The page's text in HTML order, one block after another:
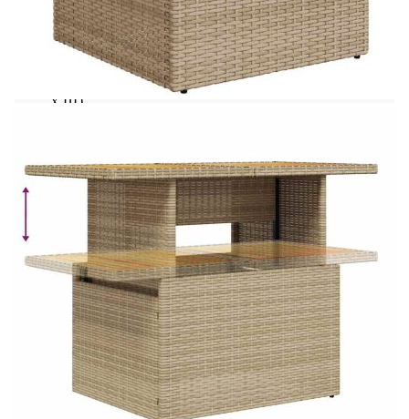
Височина на подлакътника от земята: 55 см
Ширина на подлакътника: 6 см
Размери на страничната маса: 25 x 23 см (Д
x Ш)
Цвят: Бежов
Материал: PE ратан, прахово боядисана
стомана
Размери: 55 x 55 x 37 см (Ш x Д x В)
Маса:
Цвят: Бежов
Материал: PE ратан, стомана с прахово
покритие, акациева дървесина масив с лаково
покритие
Размери: 100 x 55 x 44/73 см (Д x Ш x В)